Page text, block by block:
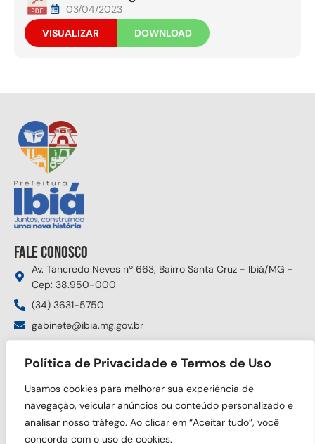
Política de Privacidade e Termos de Uso
Usamos cookies para melhorar sua experiência de
navegação, veicular anúncios ou conteúdo personalizado e
analisar nosso tráfego. Ao clicar em “Aceitar tudo”, você
concorda com o uso de cookies.
03/04/2023
VISUALIZAR
DOWNLOAD
Fale conosco
Av. Tancredo Neves nº 663, Bairro Santa Cruz - Ibiá/MG -
Cep: 38.950-000
(34) 3631-5750
gabinete@ibia.mg.gov.br
Siga nas redes sociais